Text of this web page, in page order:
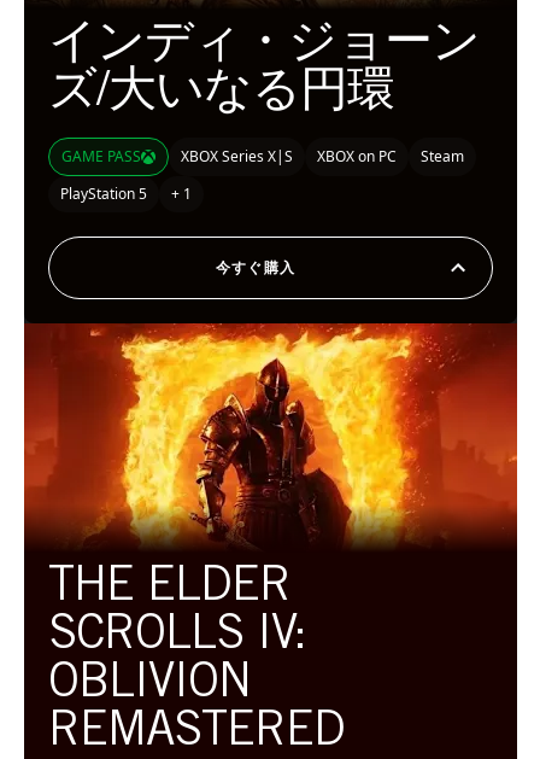
THE ELDER
SCROLLS IV:
OBLIVION
REMASTERED
インディ・ジョーン
ズ/大いなる円環
GAME PASS XBOX Series X|S XBOX on PC
Steam
PlayStation 5
+ 1
今すぐ購入